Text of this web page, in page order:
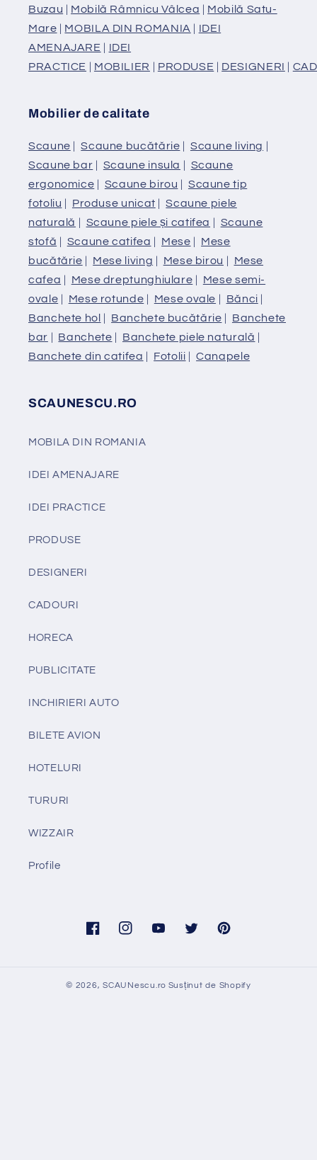
Buzau | Mobilă Râmnicu Vâlcea | Mobilă Satu-
Mare | MOBILA DIN ROMANIA | IDEI
AMENAJARE | IDEI
PRACTICE | MOBILIER | PRODUSE | DESIGNERI |
Mobilier de calitate
Scaune |Scaune bucătărie | Scaune living |
Scaune bar | Scaune insula | Scaune
ergonomice | Scaune birou | Scaune tip
fotoliu | Produse unicat |Scaune piele
naturală | Scaune piele și catifea | Scaune
stofă | Scaune catifea | Mese | Mese
bucătărie | Mese living | Mese birou | Mese
cafea | Mese dreptunghiulare | Mese semi-
ovale | Mese rotunde | Mese ovale | Bănci |
Banchete hol | Banchete bucătărie | Banchete
bar | Banchete | Banchete piele naturală |
Banchete din catifea | Fotolii |Canapele
SCAUNESCU.RO
MOBILA DIN ROMANIA
IDEI AMENAJARE
IDEI PRACTICE
PRODUSE
DESIGNERI
CADOURI
HORECA
PUBLICITATE
INCHIRIERI AUTO
BILETE AVION
HOTELURI
TURURI
WIZZAIR
Profile
FacebookInstagramYouTubeTwitter Pinterest
© 2026,SCAUNescu.ro Susținut de Shopify